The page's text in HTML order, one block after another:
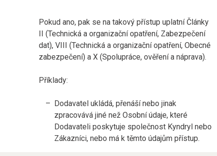
Pokud ano, pak se na takový přístup uplatní Články
II (Technická a organizační opatření, Zabezpečení
dat), VIII (Technická a organizační opatření, Obecné
zabezpečení) a X (Spolupráce, ověření a náprava).
Příklady:
Dodavatel ukládá, přenáší nebo jinak
zpracovává jiné než Osobní údaje, které
Dodavateli poskytuje společnost Kyndryl nebo
Zákazníci, nebo má k těmto údajům přístup.